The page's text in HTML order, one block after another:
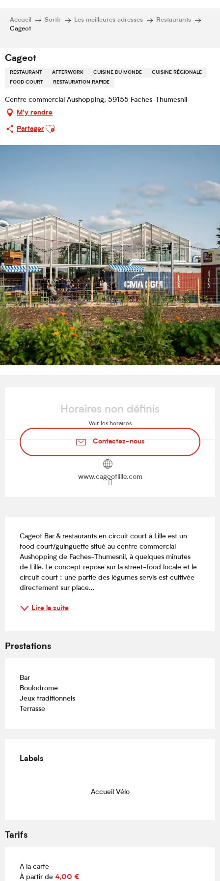
Accueil Sortir Les meilleures adresses
Restaurants
Cageot
Cageot
RESTAURANT AFTERWORK CUISINE DU MONDE
CUISINE RÉGIONALE
FOOD COURT
RESTAURATION RAPIDE
Centre commercial Aushopping, 59155 Faches-Thumesnil
M'y rendre
Partager
Ajouter aux favoris
Horaires non définis
Voir les horaires
Contactez-nous
www.cageotlille.com
Cageot Bar & restaurants en circuit court à Lille est un
food court/guinguette situé au centre commercial
Aushopping de Faches-Thumesnil, à quelques minutes
de Lille. Le concept repose sur la street-food locale et le
circuit court : une partie des légumes servis est cultivée
directement sur place...
Lire la suite
Prestations
Bar
Boulodrome
Jeux traditionnels
Terrasse
Labels
Labels
Accueil Vélo
Tarifs
A la carte
À partir de 4,00 €